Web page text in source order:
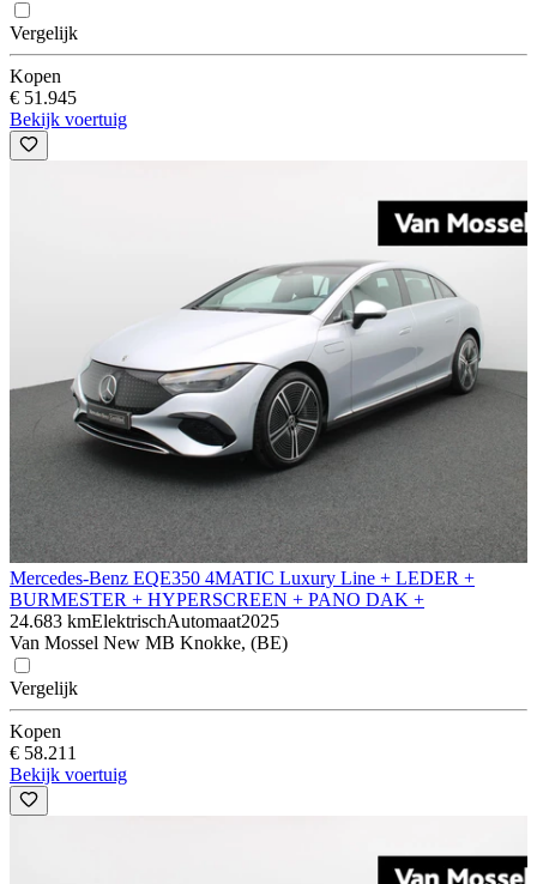
Vergelijk
Kopen
€ 51.945
Bekijk voertuig
Mercedes-Benz EQE350 4MATIC Luxury Line + LEDER +
BURMESTER + HYPERSCREEN + PANO DAK +
24.683 kmElektrischAutomaat2025
Van Mossel New MB Knokke, (BE)
Vergelijk
Kopen
€ 58.211
Bekijk voertuig